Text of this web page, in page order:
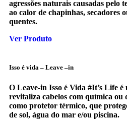
agressões naturais causadas pelo
ao calor de chapinhas, secadores
quentes.
Ver Produto
Isso é vida – Leave –in
O Leave-in Isso é Vida #It’s Life
revitaliza cabelos com química ou
como protetor térmico, que
de sol, água do mar e/ou piscina.